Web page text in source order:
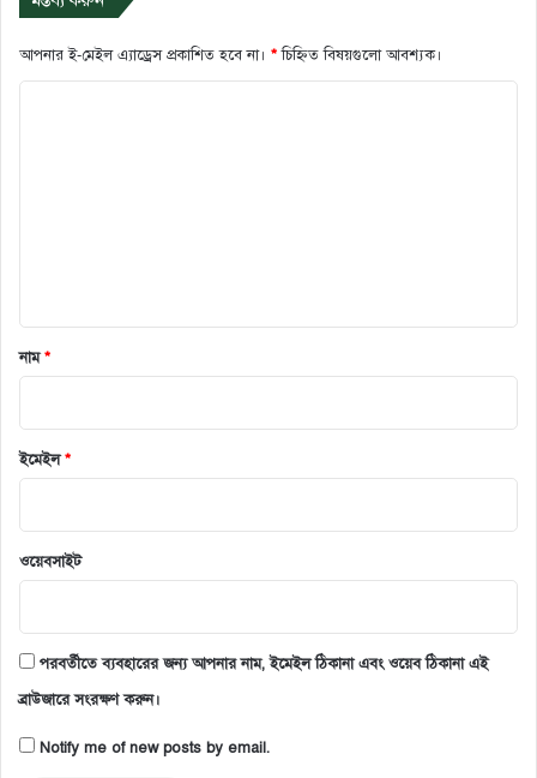
আপনার ই-মেইল এ্যাড্রেস প্রকাশিত হবে না। *চিহ্নিত বিষয়গুলো আবশ্যক।
নাম*
ইমেইল*
ওয়েবসাইট
পরবর্তীতে ব্যবহারের জন্য আপনার নাম, ইমেইল ঠিকানা এবং ওয়েব ঠিকানা এই
ব্রাউজারে সংরক্ষণ করুন।
Notify me of new posts by email.